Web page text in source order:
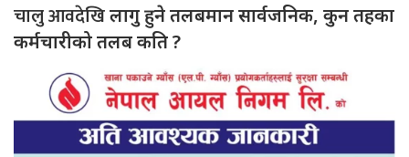
चालु आवदेखिलागु हुने तलबमान सार्वजनिक, कुन तहका
कर्मचारीको तलब कति ?